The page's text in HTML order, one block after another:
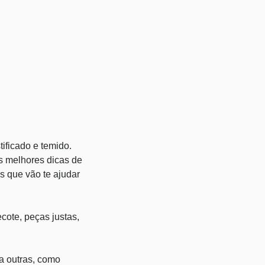
e temido.
melhores dicas de
que vão te ajudar
peças justas,
outras, como